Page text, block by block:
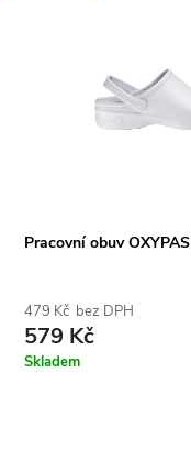
Pracovní obuv
479 Kč bez DPH
579 Kč
Skladem